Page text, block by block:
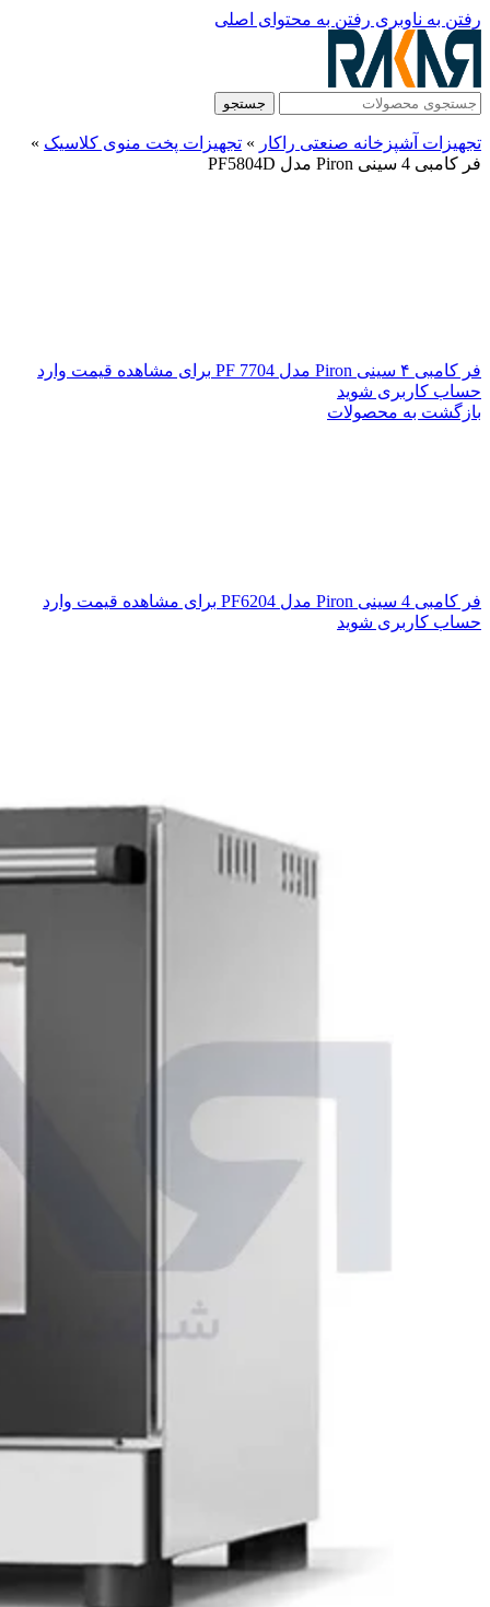
رفتن به ناوبری رفتن به محتوای اصلی
جستجو
تجهیزات آشپزخانه صنعتی راکار » تجهیزات پخت منوی کلاسیک »
فر کامبی 4 سینی Piron مدل PF5804D
فر کامبی ۴ سینی Piron مدل PF 7704
برای مشاهده قیمت وارد
حساب کاربری شوید
بازگشت به محصولات
فر کامبی 4 سینی Piron مدل PF6204
برای مشاهده قیمت وارد
حساب کاربری شوید